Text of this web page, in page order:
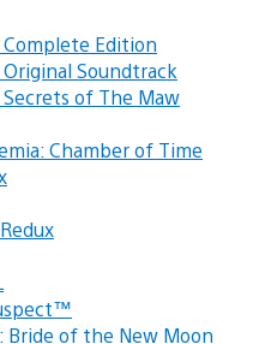
Edition
Soundtrack
of The Maw
Chamber of Time
Bride of the New Moon